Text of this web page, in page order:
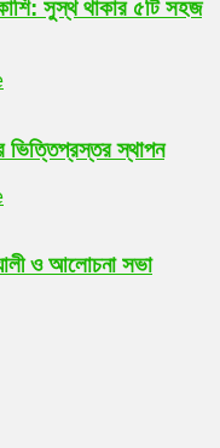
সুস্থ থাকার ৫টি সহজ
ভিত্তিপ্রস্তর স্থাপন
ও আলোচনা সভা